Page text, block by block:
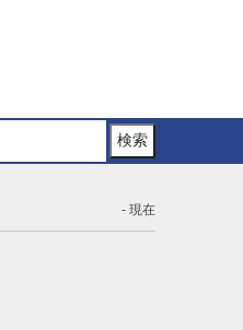
検索
- 現在